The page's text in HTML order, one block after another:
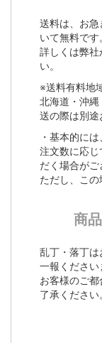
送料は、お
いて無料です
詳しくは弊社
い。
※送料有料地
北海道・沖
送の際は別途
・基本的に
注文数に応じ
だく場合がご
ただし、この
商
乱丁・落丁
一報ください
お客様のご
了承ください